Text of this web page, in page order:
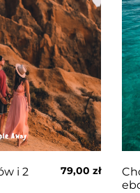
i 2
79,00zł